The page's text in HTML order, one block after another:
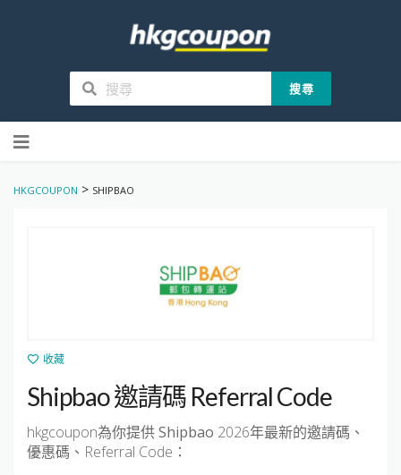
搜尋
to
HKGCOUPON > SHIPBAO
收藏
Shipbao 邀請碼 Referral Code
hkgcoupon為你提供Shipbao 2026年最新的邀請碼、
優惠碼、Referral Code：